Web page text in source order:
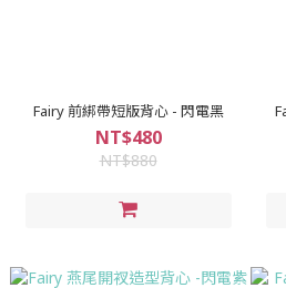
Fairy 前綁帶短版背心 - 閃電黑
NT$480
NT$880